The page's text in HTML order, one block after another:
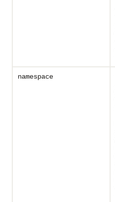
namespace